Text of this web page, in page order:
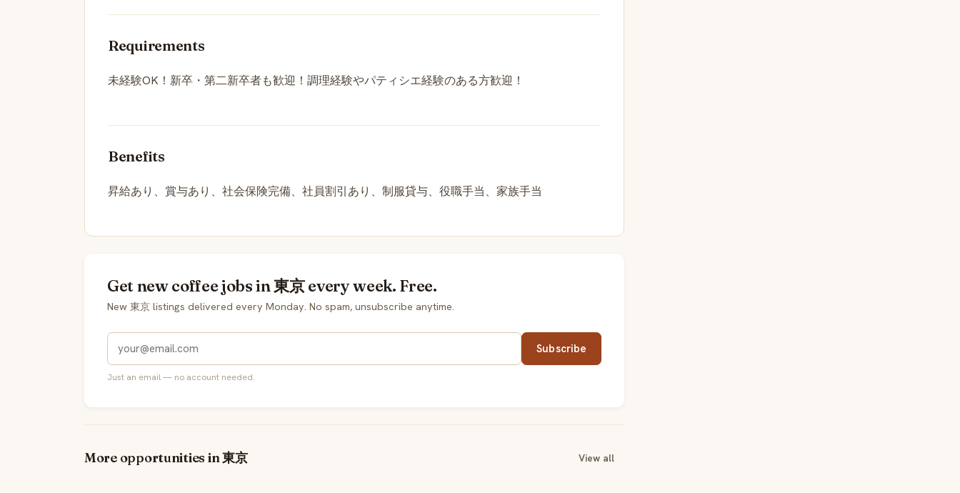
Requirements
未経験OK！新卒・第二新卒者も歓迎！調理経験やパティシエ経験のある方歓迎！
Benefits
昇給あり、賞与あり、社会保険完備、社員割引あり、制服貸与、役職手当、家族手当
Get new coffee jobs in 東京 every week. Free.
New 東京 listings delivered every Monday. No spam, unsubscribe anytime.
Subscribe
Just an email — no account needed.
More opportunities in 東京 View all